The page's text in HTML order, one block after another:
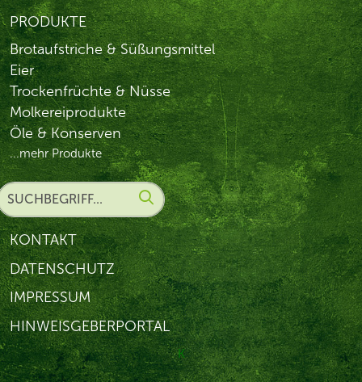
PRODUKTE
Brotaufstriche & Süßungsmittel
Eier
Trockenfrüchte & Nüsse
Molkereiprodukte
Öle & Konserven
...mehr Produkte
KONTAKT
DATENSCHUTZ
IMPRESSUM
HINWEISGEBERPORTAL
K